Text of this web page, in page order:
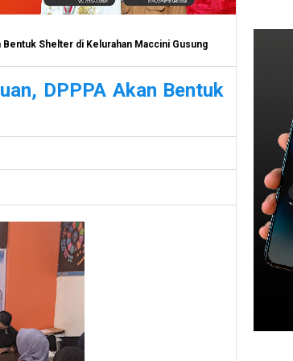
Shelter di Kelurahan Maccini Gusung
DPPPA Akan Bentuk